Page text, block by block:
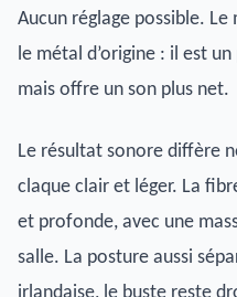
Aucun réglage possible.
le métal d’origine : il est
mais offre un son plus net.
Le résultat sonore diffère
claque clair et léger. La
et profonde, avec une
salle. La posture aussi